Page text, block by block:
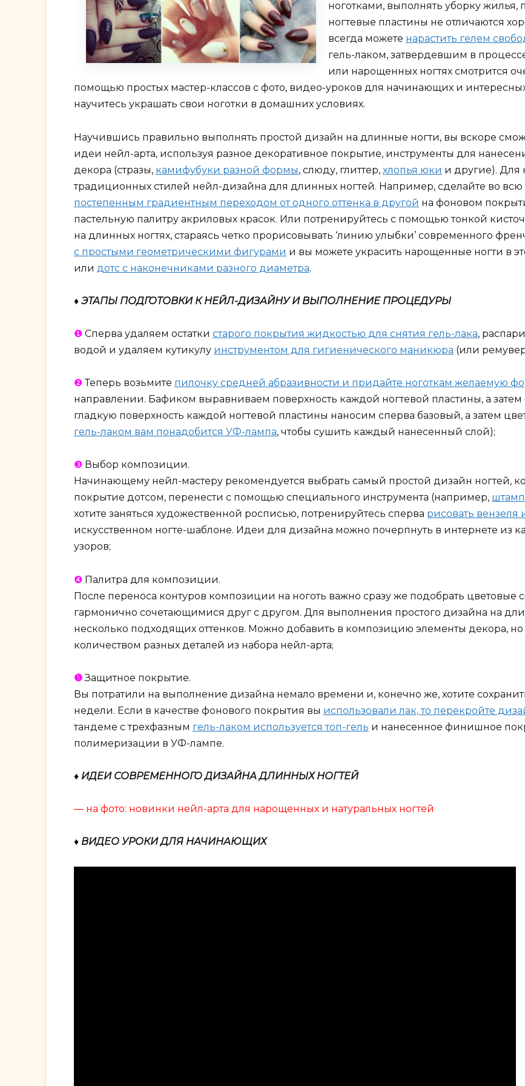
ноготками, выполнять уборку жилья,
ногтевые пластины не отличаются
всегда можете нарастить гелем
гель-лаком, затвердевшим в
или нарощенных ногтях смотрится
помощью простых мастер-классов с фото, видео-уроков для начинающих и
научитесь украшать свои ноготки в домашних условиях.
Научившись правильно выполнять простой дизайн на длинные ногти, вы вскоре
идеи нейл-арта, используя разное декоративное покрытие, инструменты для
декора (стразы, камифубуки разной формы, слюду, глиттер, хлопья юки и другие). Для
традиционных стилей нейл-дизайна для длинных ногтей. Например, сделайте во всю
постепенным градиентным переходом от одного оттенка в другой на фоновом
пастельную палитру акриловых красок. Или потренируйтесь с помощью тонкой
на длинных ногтях, стараясь четко прорисовывать ‘линию улыбки’ современного
с простыми геометрическими фигурами и вы можете украсить нарощенные ногти в
или дотс с наконечниками разного диаметра.
♦ ЭТАПЫ ПОДГОТОВКИ К НЕЙЛ-ДИЗАЙНУ И ВЫПОЛНЕНИЕ ПРОЦЕДУРЫ
❶ Сперва удаляем остатки старого покрытия жидкостью для снятия гель-лака,
водой и удаляем кутикулу инструментом для гигиенического маникюра (или
❷Теперь возьмите пилочку средней абразивности и придайте ноготкам желаемую
направлении. Бафиком выравниваем поверхность каждой ногтевой пластины, а затем
гладкую поверхность каждой ногтевой пластины наносим сперва базовый, а затем
гель-лаком вам понадобится УФ-лампа, чтобы сушить каждый нанесенный слой);
❸ Выбор композиции.
Начинающему нейл-мастеру рекомендуется выбрать самый простой дизайн ногтей,
покрытие дотсом, перенести с помощью специального инструмента (например,
хотите заняться художественной росписью, потренируйтесь сперва рисовать вензеля
искусственном ногте-шаблоне. Идеи для дизайна можно почерпнуть в интернете из
узоров;
❹ Палитра для композиции.
После переноса контуров композиции на ноготь важно сразу же подобрать цветовые
гармонично сочетающимися друг с другом. Для выполнения простого дизайна на
несколько подходящих оттенков. Можно добавить в композицию элементы декора,
количеством разных деталей из набора нейл-арта;
❺Защитное покрытие.
Вы потратили на выполнение дизайна немало времени и, конечно же, хотите сохранить
недели. Если в качестве фонового покрытия вы использовали лак, то перекройте
тандеме с трехфазным гель-лаком используется топ-гель и нанесенное финишное
полимеризации в УФ-лампе.
♦ ИДЕИ СОВРЕМЕННОГО ДИЗАЙНА ДЛИННЫХ НОГТЕЙ
— на фото: новинки нейл-арта для нарощенных и натуральных ногтей
♦ ВИДЕО УРОКИ ДЛЯ НАЧИНАЮЩИХ